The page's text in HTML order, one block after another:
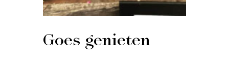
Goes genieten